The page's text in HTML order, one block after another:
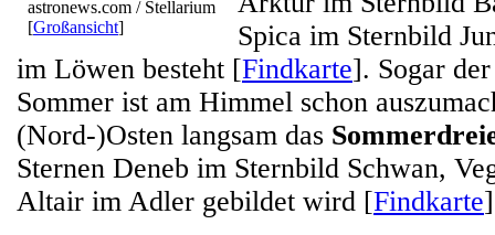
astronews.com / Stellarium
[Großansicht]
Spica im Sternbild
im Löwen besteht [Findkarte]. Sogar
Sommer ist am Himmel schon
(Nord-)Osten langsam das
Sternen Deneb im Sternbild Schwan,
Altair im Adler gebildet wird [Findkarte